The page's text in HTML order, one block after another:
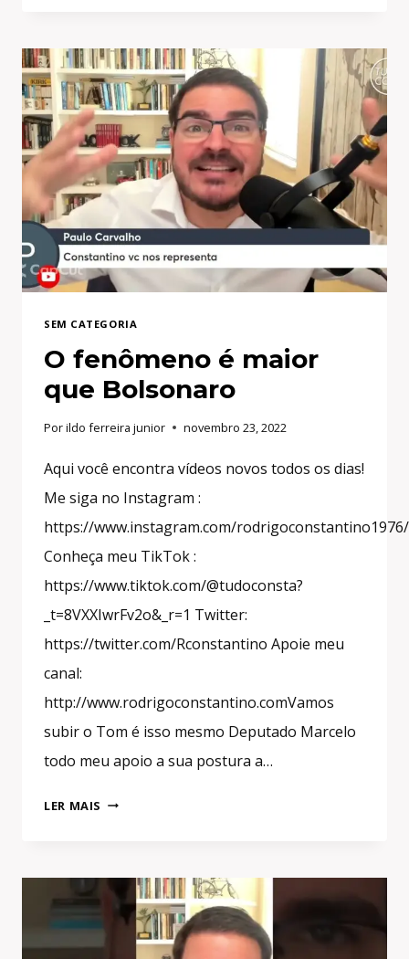
INSTITUCIONAIS?
SEM CATEGORIA
O fenômeno é maior
que Bolsonaro
Porildo ferreira junior novembro 23, 2022
Aqui você encontra vídeos novos todos os dias!
Me siga no Instagram :
https://www.instagram.com/rodrigoconstantino1976/
Conheça meu TikTok :
https://www.tiktok.com/@tudoconsta?
_t=8VXXIwrFv2o&_r=1 Twitter:
https://twitter.com/Rconstantino Apoie meu
canal:
http://www.rodrigoconstantino.comVamos
subir o Tom é isso mesmo Deputado Marcelo
todo meu apoio a sua postura a…
LER MAIS
QUE
BOLSONARO